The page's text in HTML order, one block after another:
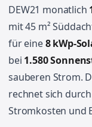
DEW21 monatlich
mit 45 m²
für eine8 kWp-
bei 1.580
sauberen Strom.
rechnet sich
Stromkosten und